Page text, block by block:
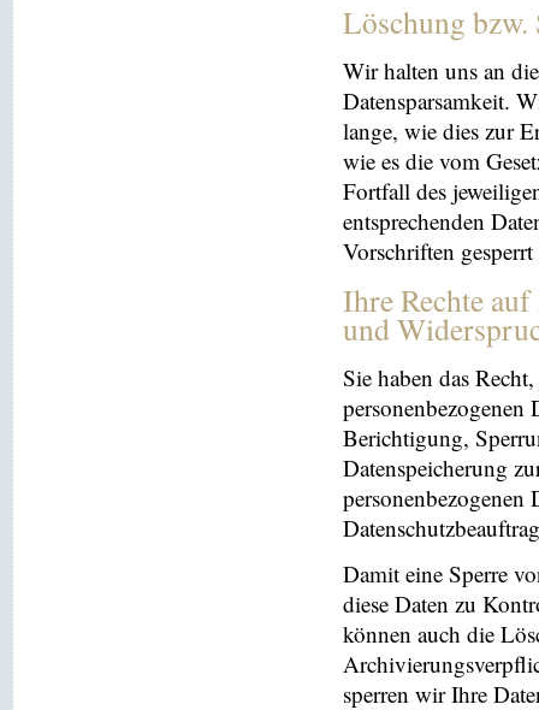
Löschung
Wir halten uns an
Datensparsamkeit.
lange, wie dies zur
wie es die vom
Fortfall des
entsprechenden
Vorschriften
Ihre Rechte
und
Sie haben das
personenbezogenen
Berichtigung,
Datenspeicherung
personenbezogenen
Damit eine Sperre
diese Daten zu
können auch die
sperren wir Ihre